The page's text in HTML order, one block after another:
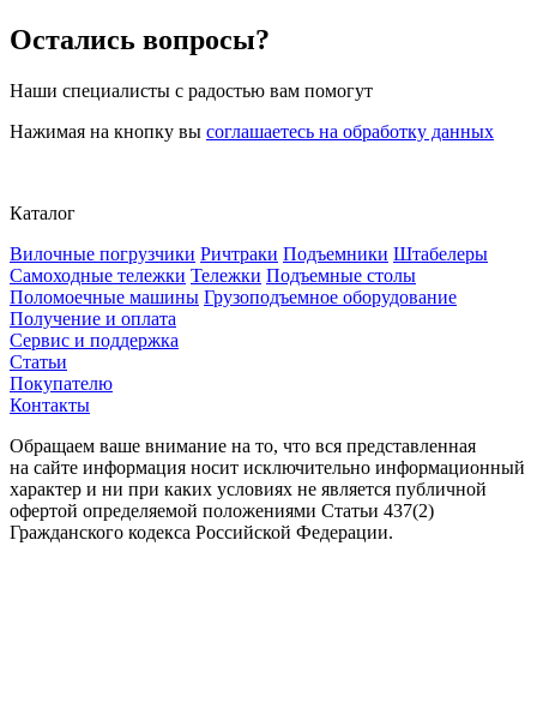
Остались вопросы?
Наши специалисты с радостью вам помогут
Нажимая на кнопку вы соглашаетесь на обработку данных
Каталог
Вилочные погрузчики Ричтраки Подъемники Штабелеры
Самоходные тележки Тележки Подъемные столы
Поломоечные машины Грузоподъемное оборудование
Получение и оплата
Сервис и поддержка
Статьи
Покупателю
Контакты
Обращаем ваше внимание на то, что вся представленная
на сайте информация носит исключительно информационный
характер и ни при каких условиях не является публичной
офертой определяемой положениями Статьи 437(2)
Гражданского кодекса Российской Федерации.